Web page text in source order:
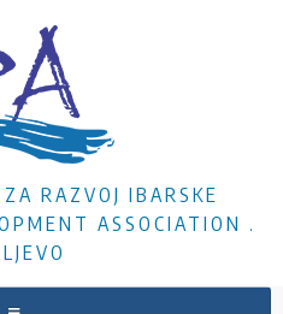
RAZVOJ IBARSKE
ASSOCIATION .